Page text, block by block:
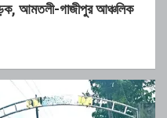
আমতলী-গাজীপুর আঞ্চলিক